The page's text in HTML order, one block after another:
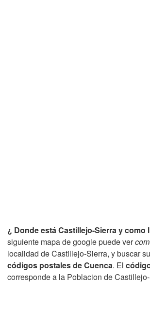
¿ Donde está Castillejo-Sierra y como
siguiente mapa de google puede ver
localidad de Castillejo-Sierra, y buscar
códigos postales de Cuenca. El
corresponde a la Poblacion de